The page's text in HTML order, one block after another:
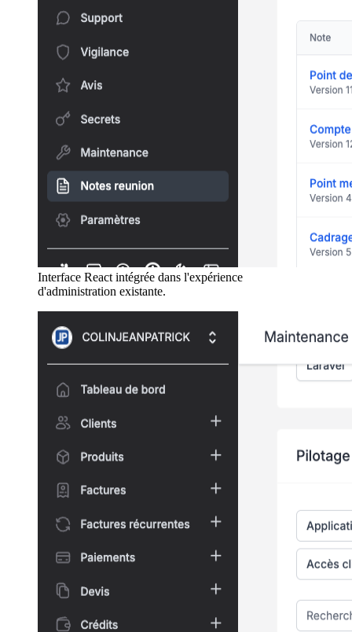
Interface React intégrée dans l'expérience
d'administration existante.